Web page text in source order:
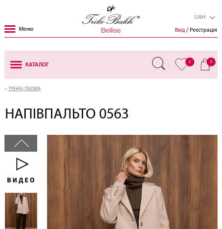
UAH
Меню
КАТАЛОГ
0 0
Вхід / Реєстрація
ТРЕНЧІ, ПАЛЬТА
НАПІВПАЛЬТО 0563